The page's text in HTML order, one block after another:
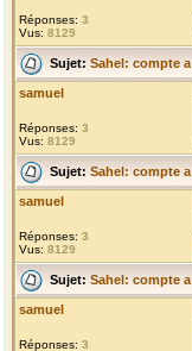
Réponses: 3
Vus: 8129
Sujet: Sahel: compte
samuel
Réponses: 3
Vus: 8129
Sujet: Sahel: compte
samuel
Réponses: 3
Vus: 8129
Sujet: Sahel: compte
samuel
Réponses: 3